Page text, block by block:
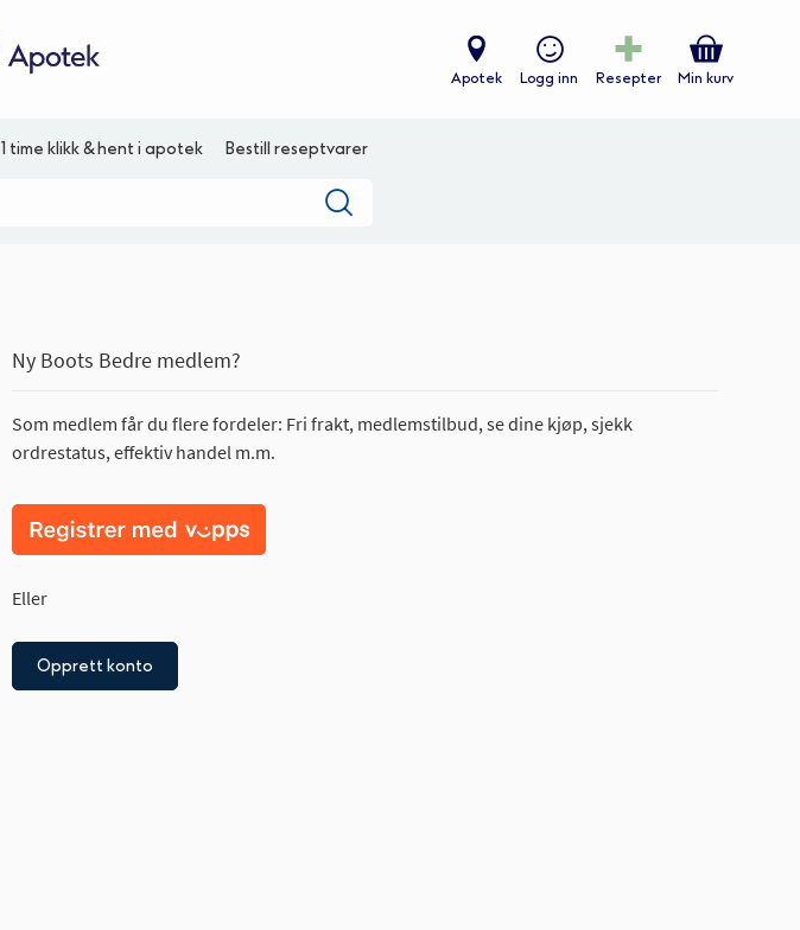
Apotek Logg inn Resepter Min kurv
1 time klikk & hent i apotek Bestill reseptvarer
Ny Boots Bedre medlem?
Som medlem får du flere fordeler: Fri frakt, medlemstilbud, se dine kjøp, sjekk
ordrestatus, effektiv handel m.m.
Eller
Opprett konto